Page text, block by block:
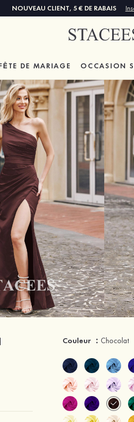
NOUVEAU CLIENT, 5 € DE RABAIS
DE MARIAGE OCCASION
Couleur ：Chocolat